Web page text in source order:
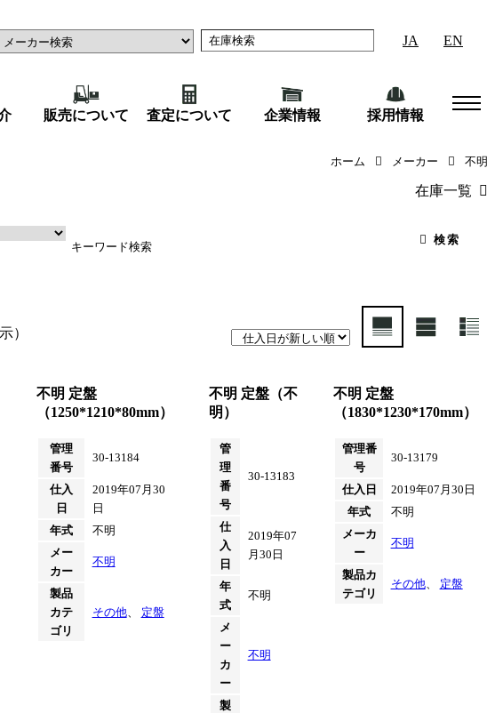
JA EN
販売について 査定について 企業情報 採用情報
ホーム メーカー 不明
在庫一覧（18
検索
）
不明 定盤
（1250*1210*80mm）
管理
番号
30-13184
仕入
日
2019年07月30
日
年式
不明
メー
カー
不明
製品
カテ
ゴリ
その他、 定盤
不明 定盤（不
明）
管
理
番
号
30-13183
仕
入
日
2019年07
月30日
年
式
不明
メ
ー
カ
ー
不明
製
不明 定盤
（1830*1230*170mm）
管理番
号
30-13179
仕入日
2019年07月30日
年式
不明
メーカ
ー
不明
製品カ
テゴリ
その他、 定盤